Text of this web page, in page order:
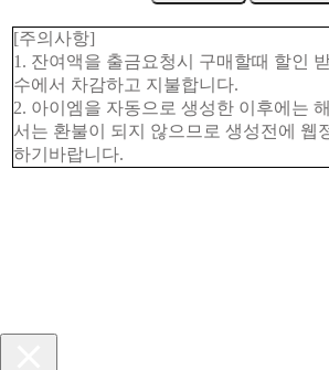
[주의사항]
1. 잔여액을 출금요청시 구매할때 할인
수에서 차감하고 지불합니다.
2. 아이엠을 자동으로 생성한 이후에는
서는 환불이 되지 않으므로 생성전에 웹
하기바랍니다.